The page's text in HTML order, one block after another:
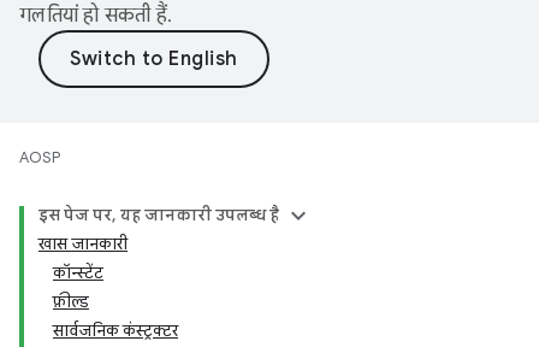
गलतियां हो सकती हैं.
AOSP
इस पेज पर, यह जानकारी उपलब्ध है
खास जानकारी
कॉन्स्टेंट
फ़ील्ड
सार्वजनिक कंस्ट्रक्टर